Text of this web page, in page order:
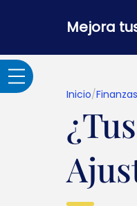
Mejora
Adultos Mayores
Banca por internet y
Inicio/